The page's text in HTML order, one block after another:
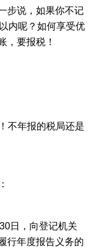
步说，如果你不记
内呢？如何享受优
，要报税！
不年报的税局还是
日，向登记机关
行年度报告义务的